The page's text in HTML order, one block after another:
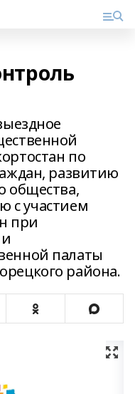
по
развитию
общества,
с участием
при
палаты
района.